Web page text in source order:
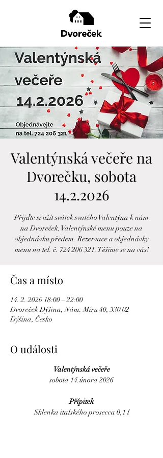
Valentýnská večeře na
Dvorečku, sobota
14.2.2026
Přijďte si užít svátek svatého Valentýna k nám
na Dvoreček. Valentýnské menu pouze na
objednávku předem. Rezervace a objednávky
menu na tel. č. 724 206 321. Těšíme se na vás!
Čas a místo
14. 2. 2026 18:00 – 22:00
Dvoreček Dýšina, Nám. Míru 40, 330 02
Dýšina, Česko
O události
Valentýnská večeře
sobota 14.února 2026
Přípitek
Sklenka italského prosecca 0,1 l